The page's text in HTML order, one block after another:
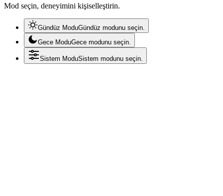
Mod seçin, deneyimini kişiselleştirin.
Gündüz ModuGündüz modunu seçin.
Gece ModuGece modunu seçin.
Sistem ModuSistem modunu seçin.